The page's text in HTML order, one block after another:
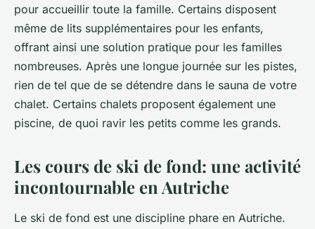
pour accueillir toute la famille. Certains disposent
même de lits supplémentaires pour les enfants,
offrant ainsi une solution pratique pour les familles
nombreuses. Après une longue journée sur les pistes,
rien de tel que de se détendre dans le sauna de votre
chalet. Certains chalets proposent également une
piscine, de quoi ravir les petits comme les grands.
Les cours de ski de fond: une activité
incontournable en Autriche
Le ski de fond est une discipline phare en Autriche.